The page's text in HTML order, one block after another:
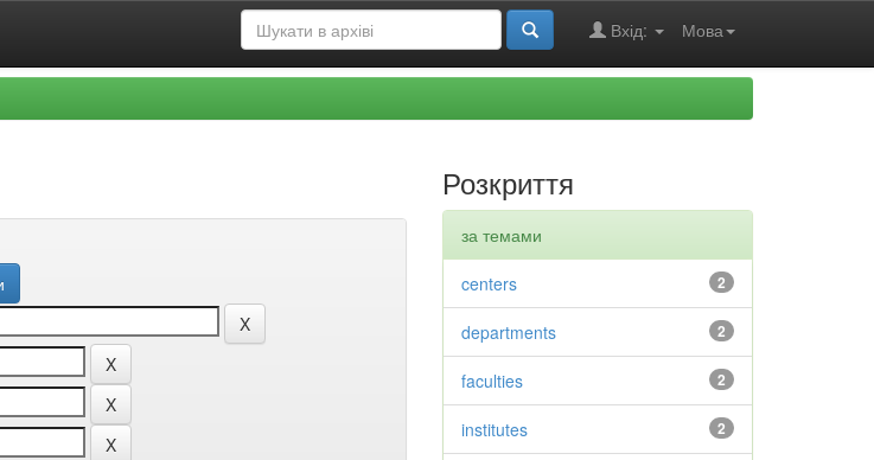
Мова
Вхід:
Розкриття
за темами
2
centers
2
departments
2
faculties
2
institutes